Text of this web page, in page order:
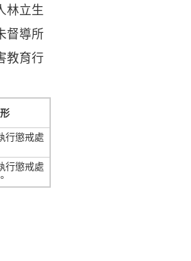
林立生
督導所
教育行
行懲戒處
行懲戒處